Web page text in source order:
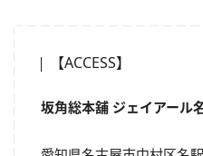
【ACCESS】
坂角総本舖 ジェイアール